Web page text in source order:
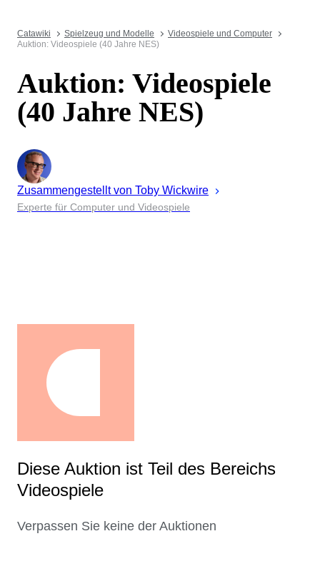
Catawiki Spielzeug und Modelle
Videospiele und Computer
Auktion: Videospiele (40 Jahre NES)
Auktion: Videospiele
(40 Jahre NES)
Zusammengestellt von Toby Wickwire
Experte für Computer und Videospiele
Diese Auktion ist Teil des Bereichs
Videospiele
Verpassen Sie keine der Auktionen